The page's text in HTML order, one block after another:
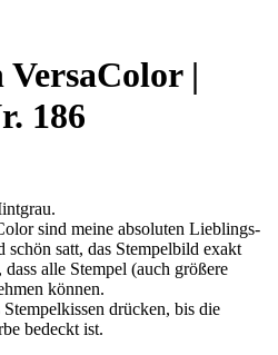
VersaColor |
186
sind meine absoluten Lieblings-
schön satt, das Stempelbild exakt
alle Stempel (auch größere
können.
drücken, bis die
bedeckt ist.